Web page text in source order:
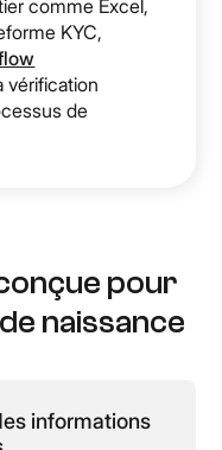
comme Excel,
KYC,
vérification
de
pour
naissance
informations